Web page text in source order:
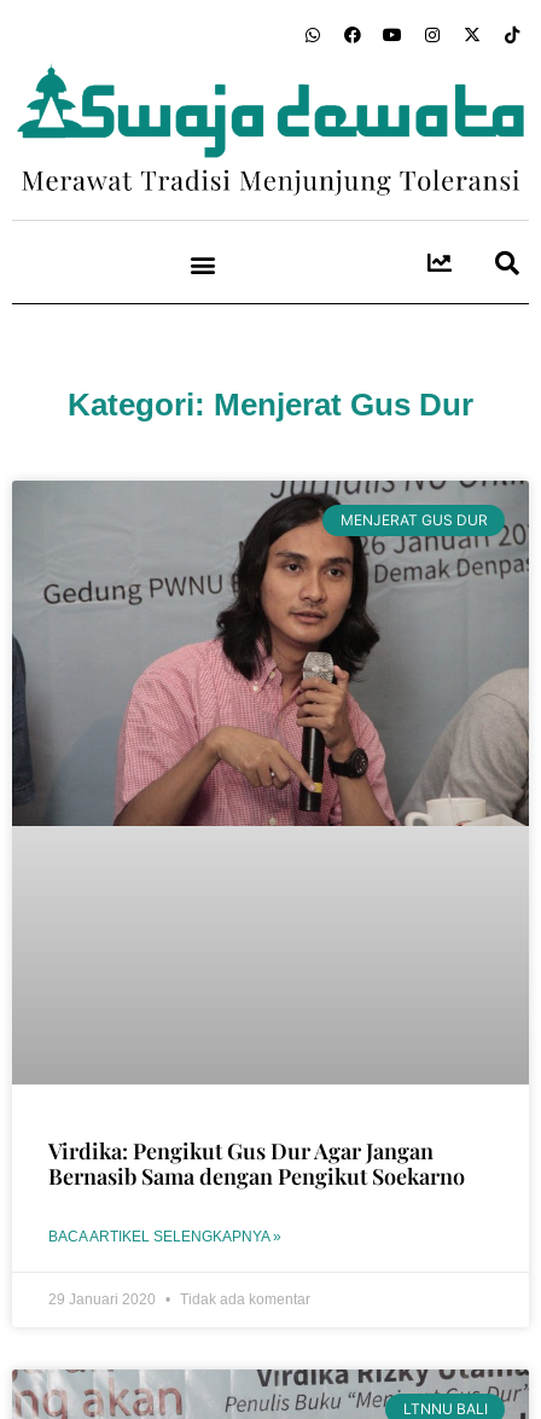
Kategori: Menjerat Gus Dur
MENJERAT GUS DUR
Virdika: Pengikut Gus Dur Agar Jangan
Bernasib Sama dengan Pengikut Soekarno
BACA ARTIKEL SELENGKAPNYA »
29 Januari 2020 Tidak ada komentar
LTNNU BALI